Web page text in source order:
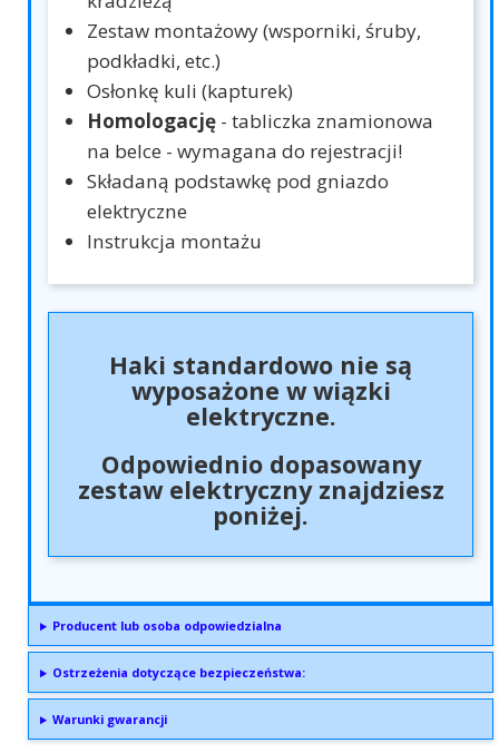
Zestaw montażowy (wsporniki, śruby,
podkładki, etc.)
Osłonkę kuli (kapturek)
Homologację - tabliczka znamionowa
na belce - wymagana do rejestracji!
Składaną podstawkę pod gniazdo
elektryczne
Instrukcja montażu
Haki standardowo nie są
wyposażone w wiązki
elektryczne.
Odpowiednio dopasowany
zestaw elektryczny znajdziesz
poniżej.
Producent lub osoba odpowiedzialna
Ostrzeżenia dotyczące bezpieczeństwa:
Warunki gwarancji